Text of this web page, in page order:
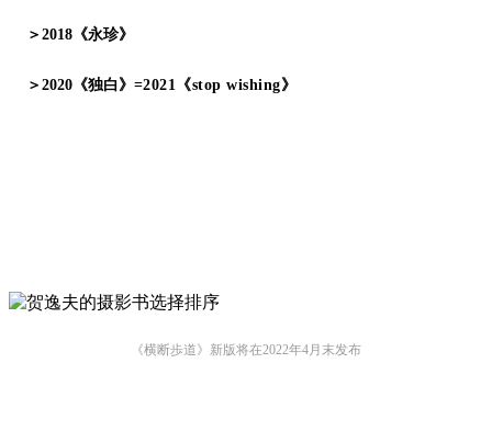
＞2018《永珍》
＞2020《独白》 =2021《stop wishing》
《横断歩道》新版将在2022年4月末发布